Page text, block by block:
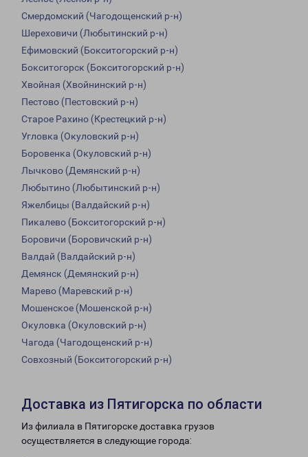
Смердомский (Чагодощенский р-н)
Шереховичи (Любытинский р-н)
Ефимовский (Бокситогорский р-н)
Бокситогорск (Бокситогорский р-н)
Хвойная (Хвойнинский р-н)
Пестово (Пестовский р-н)
Старое Рахино (Крестецкий р-н)
Угловка (Окуловский р-н)
Боровенка (Окуловский р-н)
Лычково (Демянский р-н)
Любытино (Любытинский р-н)
Яжелбицы (Валдайский р-н)
Пикалево (Бокситогорский р-н)
Боровичи (Боровичский р-н)
Валдай (Валдайский р-н)
Демянск (Демянский р-н)
Марево (Маревский р-н)
Мошенское (Мошенской р-н)
Окуловка (Окуловский р-н)
Чагода (Чагодощенский р-н)
Совхозный (Бокситогорский р-н)
Доставка из Пятигорска по области
Из филиала в Пятигорске доставка грузов
осуществляется в следующие города: